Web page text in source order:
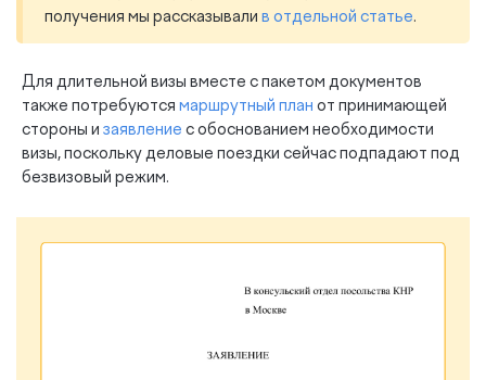
получения мы рассказывали в отдельной статье.
Для длительной визы вместе с пакетом документов
также потребуются маршрутный план от принимающей
стороны и заявление с обоснованием необходимости
визы, поскольку деловые поездки сейчас подпадают под
безвизовый режим.